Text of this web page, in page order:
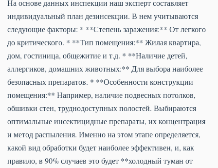
На основе данных инспекции наш эксперт составляет
индивидуальный план дезинсекции. В нем учитываются
следующие факторы: * **Степень заражения:** От легкого
до критического. * **Тип помещения:** Жилая квартира,
дом, гостиница, общежитие и т.д. * **Наличие детей,
аллергиков, домашних животных:** Для выбора наиболее
безопасных препаратов. * **Особенности конструкции
помещения:** Например, наличие подвесных потолков,
обшивки стен, труднодоступных полостей. Выбираются
оптимальные инсектицидные препараты, их концентрация
и метод распыления. Именно на этом этапе определяется,
какой вид обработки будет наиболее эффективен, и, как
правило, в 90% случаев это будет **холодный туман от